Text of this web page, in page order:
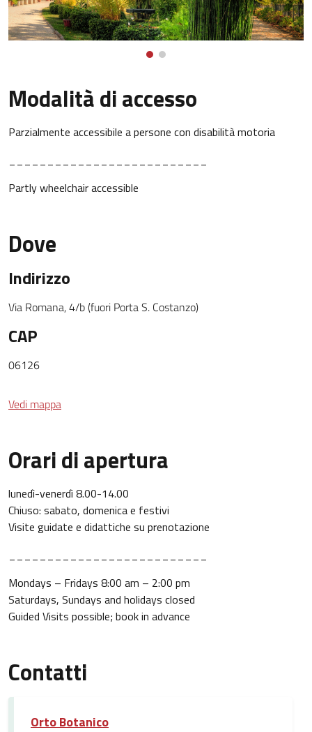
Modalità di accesso
Parzialmente accessibile a persone con disabilità motoria
Partly wheelchair accessible
Dove
Indirizzo
Via Romana, 4/b (fuori Porta S. Costanzo)
CAP
06126
Vedi mappa
Orari di apertura
lunedì-venerdì 8.00-14.00
Chiuso: sabato, domenica e festivi
Visite guidate e didattiche su prenotazione
Mondays – Fridays 8:00 am – 2:00 pm
Saturdays, Sundays and holidays closed
Guided Visits possible; book in advance
Contatti
Orto Botanico